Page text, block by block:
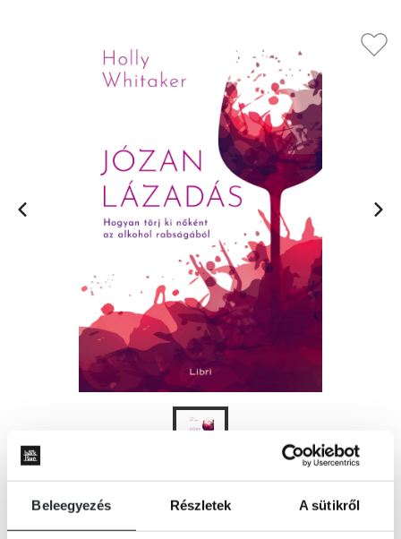
Beleegyezés Részletek A sütikről
KOSÁRBA